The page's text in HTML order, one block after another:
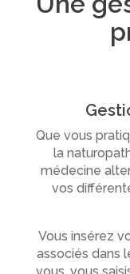
Que vous
la
médecine
vos
Vous insérez
associés dans